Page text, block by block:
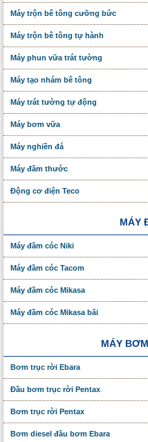
Máy trộn bê tông cưỡng bức
Máy trộn bê tông tự hành
Máy phun vữa trát tường
Máy tạo nhám bê tông
Máy trát tường tự động
Máy bơm vữa
Máy nghiền đá
Máy đầm thước
Động cơ điện Teco
MÁY
Máy đầm cóc Niki
Máy đầm cóc Tacom
Máy đầm cóc Mikasa
Máy đầm cóc Mikasa bãi
MÁY
Bơm trục rời Ebara
Đầu bơm trục rời Pentax
Bơm trục rời Pentax
Bơm diesel đầu bơm Ebara